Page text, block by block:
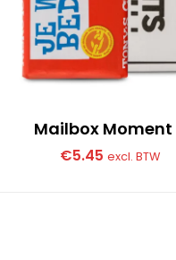
Mailbox Moment
€5.45 excl. BTW